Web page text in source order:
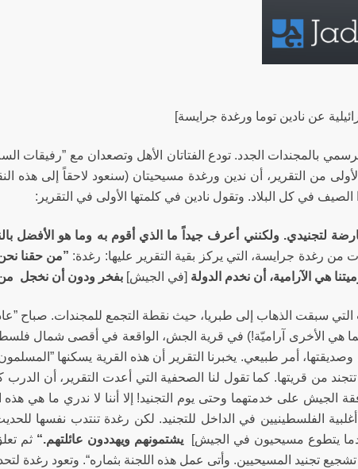
عن نادين توما ورغدة جرايسة]
بالمجندات الجدد. تودع الفتاتان الأهل وتصعدان مع ”رفيقات
من التقرير، أن ندين ورغدة مسيحيتان (سنعود لاحقاً إلى هذه
الصيف في كل البلاد. وتقول نادين في كلمتها الأولى في التقرير:
لتجنيدي. ولكنني أعرف جيداً ما الذي أقوم به وما هو الأفضل
من رغدة جرايسة، التي يركز بقية التقرير عليها: رغدة: ”من حقنا
هي الآرامية، أن نخدم الدولة [في الجيش] بفخر ودون أن نخجل
التي سبقت الذهاب إلى طبريا، حيث نقطة التجمع للمجندات. صباح
هي الأخرى آراميّة!) في قرية الجش، الواقعة في أقصى شمال
وصديقتها، أمر طبيعي. يخبرنا التقرير أن هذه القرية يسكنها
تتجند من قريتها. كما تقول لنا الصحفية التي أعدت التقرير، أن
الجيش على خدمتهما وحتى يوم التجنيد! إلا أننا لا ندري ما هي
الفلسطينيين في الداخل للتجنيد. لكن رغدة تنتدب نفسها
يتطوع مسيحيون في الجيش] يشتمونهم ويهددون عائلتهم.“ ثم
تجنيد المسيحيين. وأتى عمل هذه اللجنة بثماره“. وتعود رغدة